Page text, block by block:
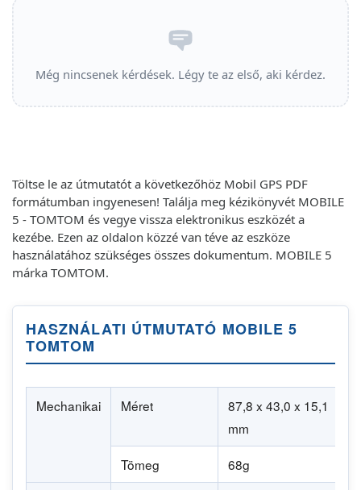
Még nincsenek kérdések. Légy te az első, aki kérdez.
Töltse le az útmutatót a következőhöz Mobil GPS PDF
formátumban ingyenesen! Találja meg kézikönyvét MOBILE
5 - TOMTOM és vegye vissza elektronikus eszközét a
kezébe. Ezen az oldalon közzé van téve az eszköze
használatához szükséges összes dokumentum. MOBILE 5
márka TOMTOM.
HASZNÁLATI ÚTMUTATÓ MOBILE 5
TOMTOM
Mechanikai Méret
87,8 x 43,0 x 15,1
mm
Tömeg 68g